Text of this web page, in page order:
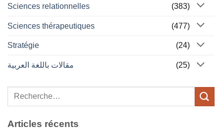
Sciences relationnelles (383)
Sciences thérapeutiques (477)
Stratégie (24)
مقالات باللغة العربية (25)
Articles récents